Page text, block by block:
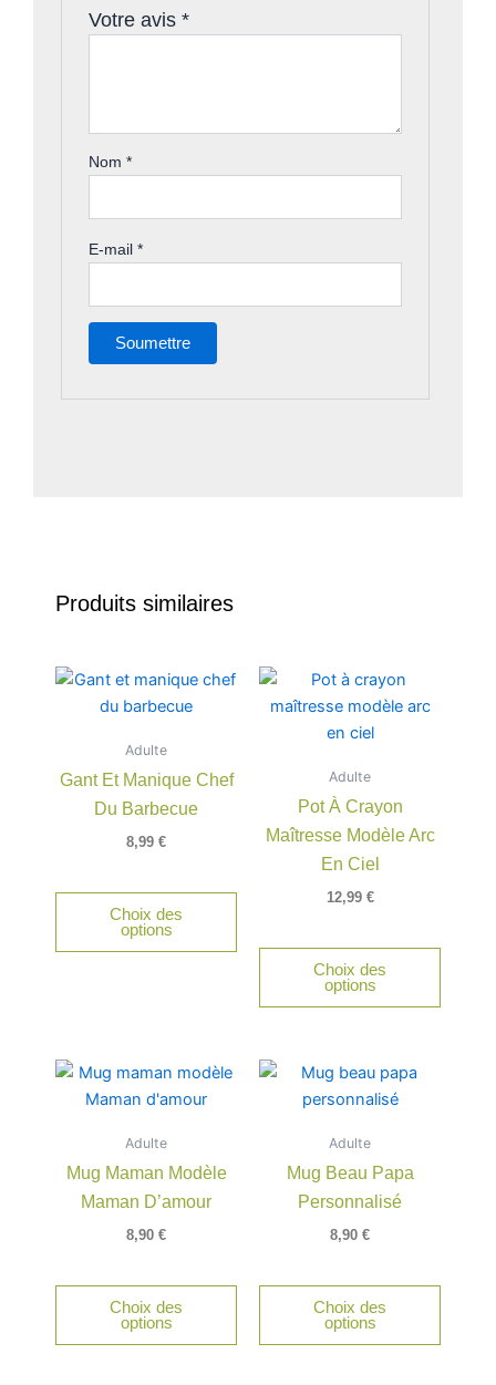
Votre avis*
Nom*
E-mail*
Produits similaires
Adulte
Gant Et Manique Chef
Du Barbecue
8,99 €
Choix des
options
Adulte
Pot À Crayon
Maîtresse Modèle Arc
En Ciel
12,99 €
Choix des
options
Adulte
Mug Maman Modèle
Maman D’amour
8,90 €
Choix des
options
Adulte
Mug Beau Papa
Personnalisé
8,90 €
Choix des
options